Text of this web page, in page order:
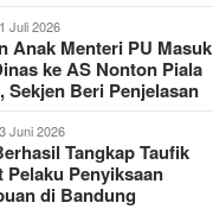
Juli 2026
Anak Menteri PU Masuk
ke AS Nonton Piala
Sekjen Beri Penjelasan
Juni 2026
Tangkap Taufik
Pelaku Penyiksaan
di Bandung